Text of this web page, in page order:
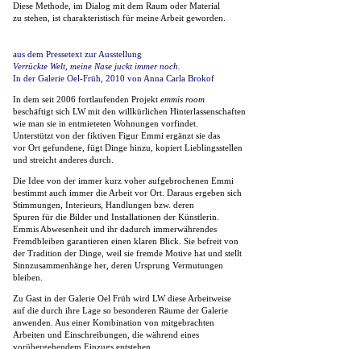
Diese Methode, im Dialog mit dem Raum oder Material
zu stehen, ist charakteristisch für meine Arbeit geworden.
aus dem Pressetext zur Ausstellung
Verrückte Welt, meine Nase juckt immer noch.
In der Galerie Oel-Früh, 2010 von Anna Carla Brokof
In dem seit 2006 fortlaufenden Projekt emmis room
beschäftigt sich LW mit den willkürlichen Hinterlassenschaften
wie man sie in entmieteten Wohnungen vorfindet.
Unterstützt von der fiktiven Figur Emmi ergänzt sie das
vor Ort gefundene, fügt Dinge hinzu, kopiert Lieblingsstellen
und streicht anderes durch.
Die Idee von der immer kurz voher aufgebrochenen Emmi
bestimmt auch immer die Arbeit vor Ort. Daraus ergeben sich
Stimmungen, Interieurs, Handlungen bzw. deren
Spuren für die Bilder und Installationen der Künstlerin.
Emmis Abwesenheit und ihr dadurch immerwährendes
Fremdbleiben garantieren einen klaren Blick. Sie befreit von
der Tradition der Dinge, weil sie fremde Motive hat und stellt
Sinnzusammenhänge her, deren Ursprung Vermutungen
bleiben.
Zu Gast in der Galerie Oel Früh wird LW diese Arbeitweise
auf die durch ihre Lage so besonderen Räume der Galerie
anwenden. Aus einer Kombination von mitgebrachten
Arbeiten und Einschreibungen, die während eines
vorübergehendem Einzugs entstehen,